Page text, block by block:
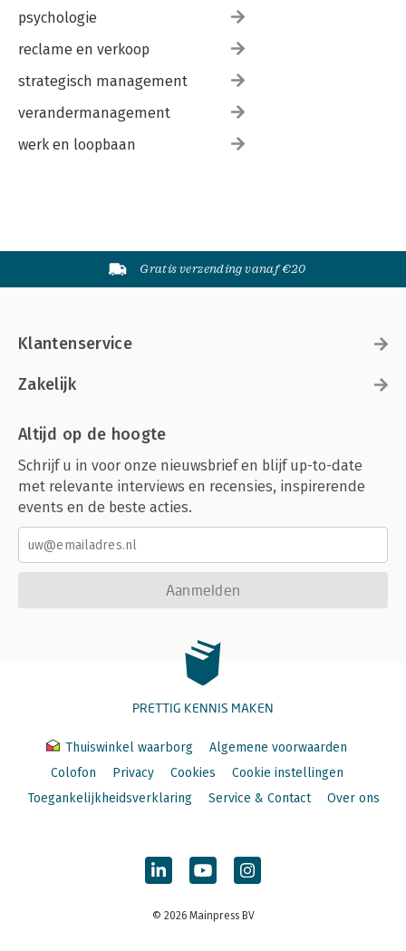
psychologie
reclame en verkoop
strategisch management
verandermanagement
werk en loopbaan
Gratis verzending vanaf €20
Klantenservice
Zakelijk
Altijd op de hoogte
Schrijf u in voor onze nieuwsbrief en blijf up-to-date
met relevante interviews en recensies, inspirerende
events en de beste acties.
Aanmelden
PRETTIG KENNIS MAKEN
Thuiswinkel waarborg
Algemene voorwaarden
Colofon
Privacy Cookies
Cookie instellingen
Toegankelijkheidsverklaring
Service & Contact Over ons
© 2026 Mainpress BV